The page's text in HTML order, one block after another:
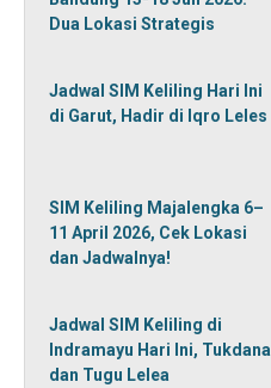
Dua Lokasi Strategis
Jadwal SIM Keliling Hari Ini
di Garut, Hadir di Iqro Leles
SIM Keliling Majalengka 6–
11 April 2026, Cek Lokasi
dan Jadwalnya!
Jadwal SIM Keliling di
Indramayu Hari Ini, Tukdana
dan Tugu Lelea